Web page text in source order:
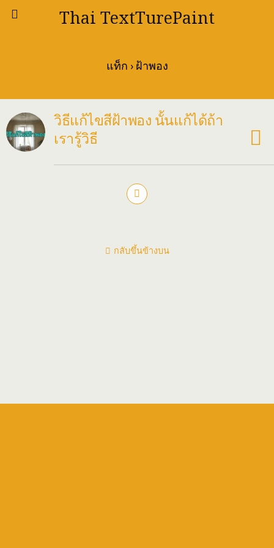
Thai TextTurePaint
แท็ก › ฝ้าพอง
วิธีแก้ไขสีฝ้าพอง นั้นแก้ได้ถ้า
เรารู้วิธี
กลับขึ้นข้างบน